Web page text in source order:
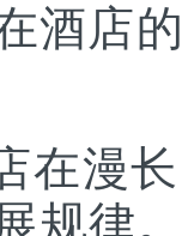
店
在漫
规律